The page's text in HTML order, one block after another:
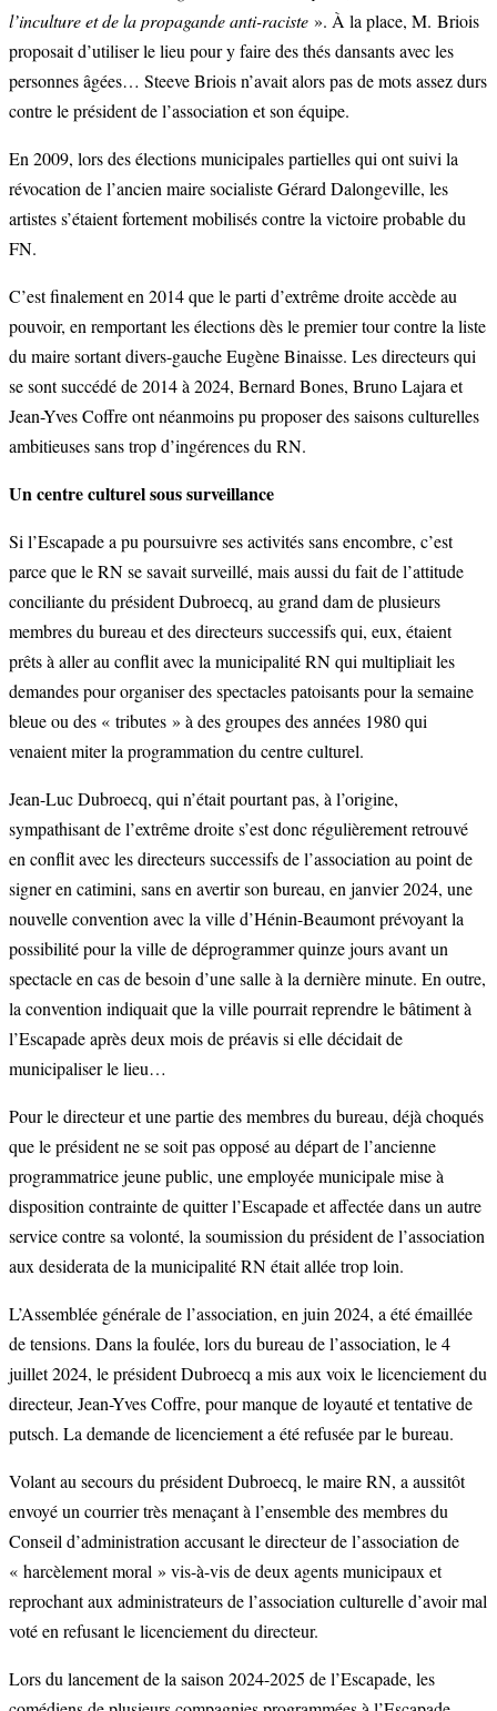
l’inculture et de la propagande anti-raciste ». À la place, M. Briois
proposait d’utiliser le lieu pour y faire des thés dansants avec les
personnes âgées… Steeve Briois n’avait alors pas de mots assez durs
contre le président de l’association et son équipe.
En 2009, lors des élections municipales partielles qui ont suivi la
révocation de l’ancien maire socialiste Gérard Dalongeville, les
artistes s’étaient fortement mobilisés contre la victoire probable du
FN.
C’est finalement en 2014 que le parti d’extrême droite accède au
pouvoir, en remportant les élections dès le premier tour contre la liste
du maire sortant divers-gauche Eugène Binaisse. Les directeurs qui
se sont succédé de 2014 à 2024, Bernard Bones, Bruno Lajara et
Jean-Yves Coffre ont néanmoins pu proposer des saisons culturelles
ambitieuses sans trop d’ingérences du RN.
Un centre culturel sous surveillance
Si l’Escapade a pu poursuivre ses activités sans encombre, c’est
parce que le RN se savait surveillé, mais aussi du fait de l’attitude
conciliante du président Dubroecq, au grand dam de plusieurs
membres du bureau et des directeurs successifs qui, eux, étaient
prêts à aller au conflit avec la municipalité RN qui multipliait les
demandes pour organiser des spectacles patoisants pour la semaine
bleue ou des « tributes » à des groupes des années 1980 qui
venaient miter la programmation du centre culturel.
Jean-Luc Dubroecq, qui n’était pourtant pas, à l’origine,
sympathisant de l’extrême droite s’est donc régulièrement retrouvé
en conflit avec les directeurs successifs de l’association au point de
signer en catimini, sans en avertir son bureau, en janvier 2024, une
nouvelle convention avec la ville d’Hénin-Beaumont prévoyant la
possibilité pour la ville de déprogrammer quinze jours avant un
spectacle en cas de besoin d’une salle à la dernière minute. En outre,
la convention indiquait que la ville pourrait reprendre le bâtiment à
l’Escapade après deux mois de préavis si elle décidait de
municipaliser le lieu…
Pour le directeur et une partie des membres du bureau, déjà choqués
que le président ne se soit pas opposé au départ de l’ancienne
programmatrice jeune public, une employée municipale mise à
disposition contrainte de quitter l’Escapade et affectée dans un autre
service contre sa volonté, la soumission du président de l’association
aux desiderata de la municipalité RN était allée trop loin.
L’Assemblée générale de l’association, en juin 2024, a été émaillée
de tensions. Dans la foulée, lors du bureau de l’association, le 4
juillet 2024, le président Dubroecq a mis aux voix le licenciement du
directeur, Jean-Yves Coffre, pour manque de loyauté et tentative de
putsch. La demande de licenciement a été refusée par le bureau.
Volant au secours du président Dubroecq, le maire RN, a aussitôt
envoyé un courrier très menaçant à l’ensemble des membres du
Conseil d’administration accusant le directeur de l’association de
« harcèlement moral » vis-à-vis de deux agents municipaux et
reprochant aux administrateurs de l’association culturelle d’avoir mal
voté en refusant le licenciement du directeur.
Lors du lancement de la saison 2024-2025 de l’Escapade, les